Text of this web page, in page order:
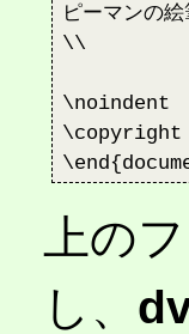
ピーマンの
\\
\noindent
\copyright
上の
し、